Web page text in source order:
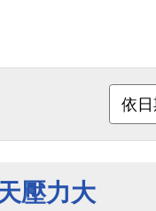
壓力大